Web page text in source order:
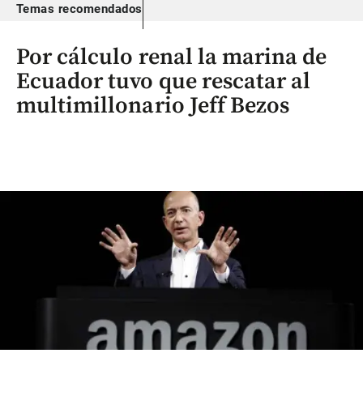
Temas recomendados
Por cálculo renal la marina de
Ecuador tuvo que rescatar al
multimillonario Jeff Bezos